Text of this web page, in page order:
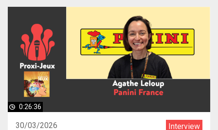
0:26:36
30/03/2026 Interview